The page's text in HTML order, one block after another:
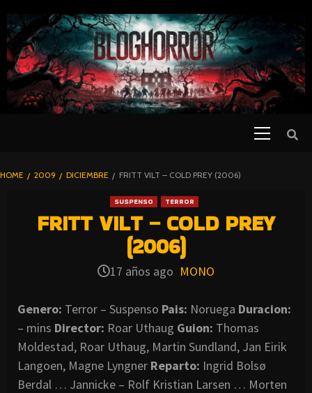
TO
CONTENT
BLOGHORROR
HOME 2009 DICIEMBRE FRITT VILT – COLD PREY (2006)
SUSPENSO TERROR
FRITT VILT – COLD PREY
(2006)
17 años ago MONO
Genero: Terror – Suspenso Pais: Noruega Duracion:
– mins Director: Roar Uthaug Guion: Thomas
Moldestad, Roar Uthaug, Martin Sundland, Jan Eirik
Langoen, Magne Lyngner Reparto: Ingrid Bolsø
Berdal … Jannicke – Rolf Kristian Larsen … Morten